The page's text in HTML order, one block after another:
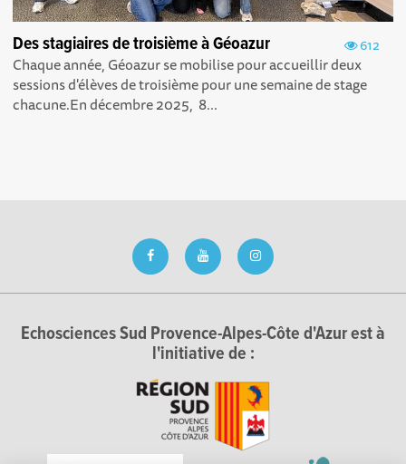
612
Des stagiaires de troisième à Géoazur
Chaque année, Géoazur se mobilise pour accueillir deux
sessions d'élèves de troisième pour une semaine de stage
chacune.En décembre 2025, 8...
Echosciences Sud Provence-Alpes-Côte d'Azur est à
l'initiative de :